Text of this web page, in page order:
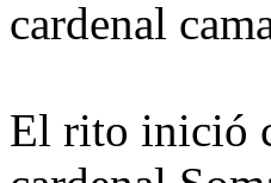
cardenal
El rito inició